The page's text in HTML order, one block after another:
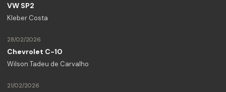
VW SP2
Kleber Costa
28/02/2026
Chevrolet C-10
Wilson Tadeu de Carvalho
21/02/2026